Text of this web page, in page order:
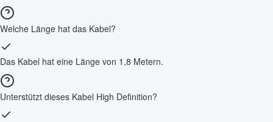
Welche Länge hat das Kabel?
Das Kabel hat eine Länge von 1,8 Metern.
Unterstützt dieses Kabel High Definition?